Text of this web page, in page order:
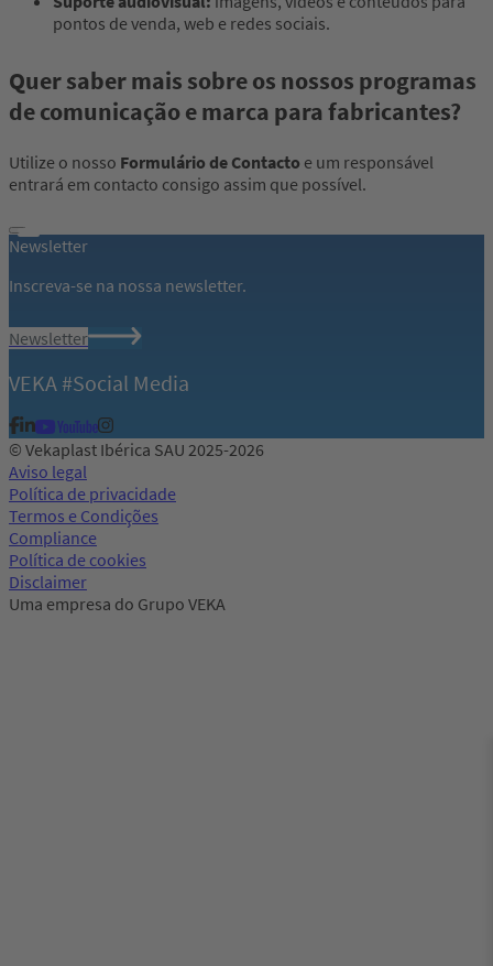
pontos de venda, web e redes sociais.
Quer saber mais sobre os nossos programas
de comunicação e marca para fabricantes?
Utilize o nosso Formulário de Contacto e um responsável
entrará em contacto consigo assim que possível.
Newsletter
Inscreva-se na nossa newsletter.
Newsletter
VEKA #Social Media
© Vekaplast Ibérica SAU 2025-2026
Aviso legal
Política de privacidade
Termos e Condições
Compliance
Política de cookies
Disclaimer
Uma empresa do Grupo VEKA